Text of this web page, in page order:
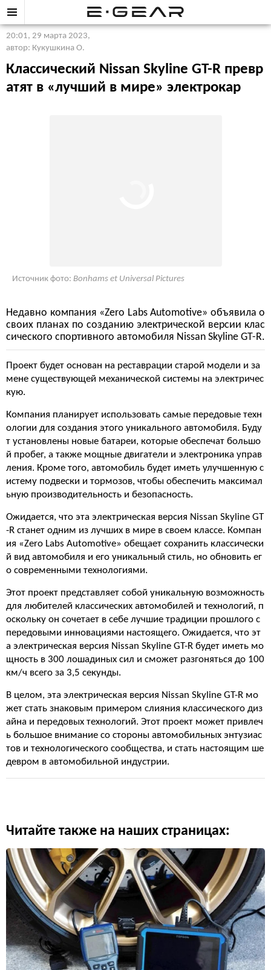
20:01, 29 марта 2023,
автор: Кукушкина О.
Классический Nissan Skyline GT-R превр
атят в «лучший в мире» электрокар
Источник фото: Bonhams et Universal Pictures
Недавно компания «Zero Labs Automotive» объявила о
своих планах по созданию электрической версии клас
сического спортивного автомобиля Nissan Skyline GT-R.
Проект будет основан на реставрации старой модели и за
мене существующей механической системы на электричес
кую.
Компания планирует использовать самые передовые техн
ологии для создания этого уникального автомобиля. Буду
т установлены новые батареи, которые обеспечат большо
й пробег, а также мощные двигатели и электроника управ
ления. Кроме того, автомобиль будет иметь улучшенную с
истему подвески и тормозов, чтобы обеспечить максимал
ьную производительность и безопасность.
Ожидается, что эта электрическая версия Nissan Skyline GT
-R станет одним из лучших в мире в своем классе. Компан
ия «Zero Labs Automotive» обещает сохранить классически
й вид автомобиля и его уникальный стиль, но обновить ег
о современными технологиями.
Этот проект представляет собой уникальную возможность
для любителей классических автомобилей и технологий, п
оскольку он сочетает в себе лучшие традиции прошлого с
передовыми инновациями настоящего. Ожидается, что эт
а электрическая версия Nissan Skyline GT-R будет иметь мо
щность в 300 лошадиных сил и сможет разгоняться до 100
км/ч всего за 3,5 секунды.
В целом, эта электрическая версия Nissan Skyline GT-R мо
жет стать знаковым примером слияния классического диз
айна и передовых технологий. Этот проект может привлеч
ь большое внимание со стороны автомобильных энтузиас
тов и технологического сообщества, и стать настоящим ше
девром в автомобильной индустрии.
Читайте также на наших страницах: